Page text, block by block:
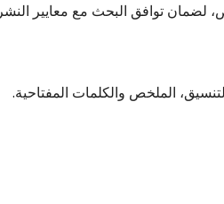
لضمان توافق البحث مع معايير
الملخص والكلمات المفتاحية.